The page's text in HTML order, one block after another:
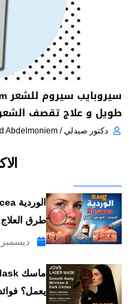
طويل و علاج تقصف
دكتور صيدلي / Mohamed Abdelmoniem
طرق العلاج
ديسمبر 19, 2025
يعمل؟